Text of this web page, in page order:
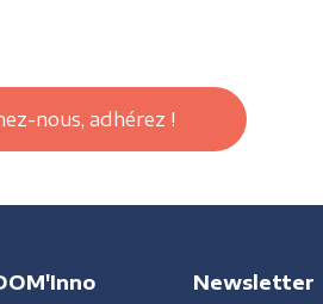
nous, adhérez !
Newsletter